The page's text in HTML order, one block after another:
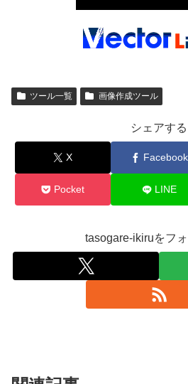
ツール一覧 画像作成ツール
シェアする
X Facebook
Pocket LINE
tasogare-ikiruをフ